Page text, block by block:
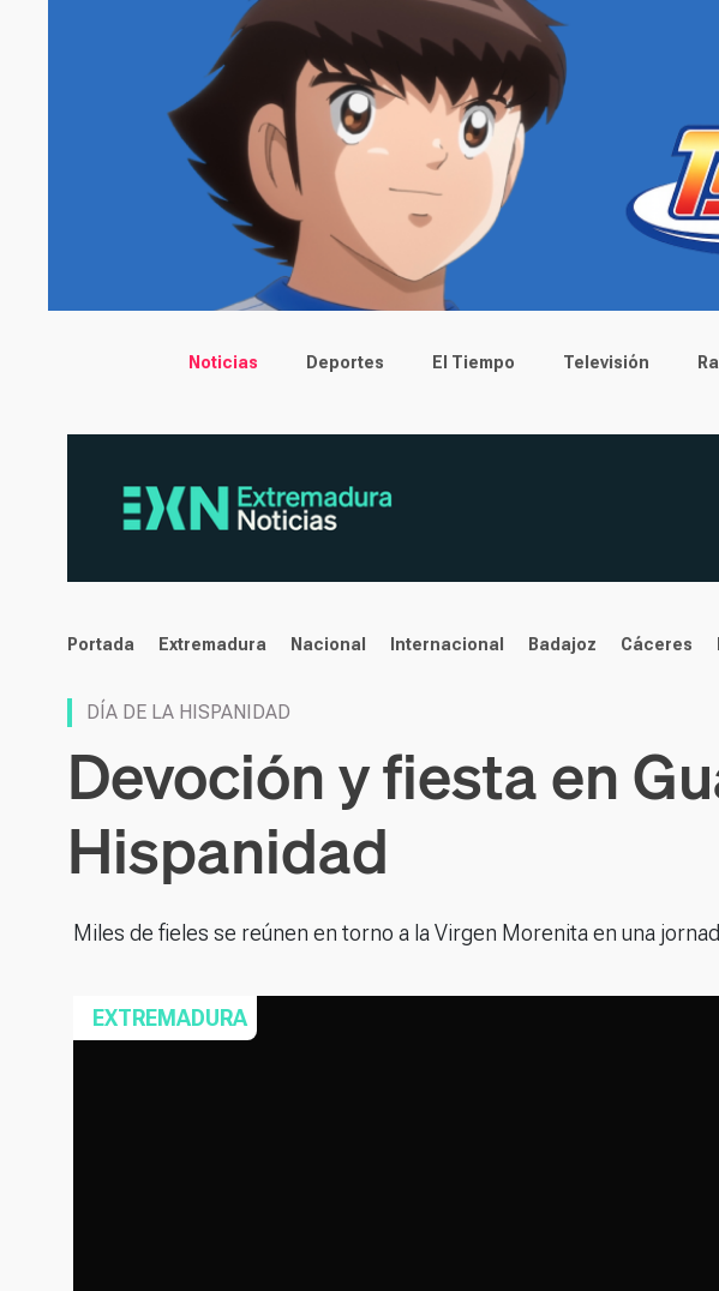
Main menu
Noticias Deportes El Tiempo Televisión
noticias
Portada Extremadura Nacional Internacional Badajoz Cáceres
DÍA DE LA HISPANIDAD
Devoción y fiesta en
Hispanidad
Miles de fieles se reúnen en torno a la Virgen Morenita en una
EXTREMADURA